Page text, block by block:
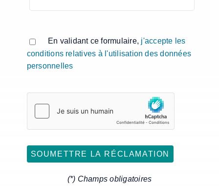
Veuillez laisser ce champ vide.
En validant ce formulaire, j'accepte les
conditions relatives à l'utilisation des données
personnelles
(*) Champs obligatoires